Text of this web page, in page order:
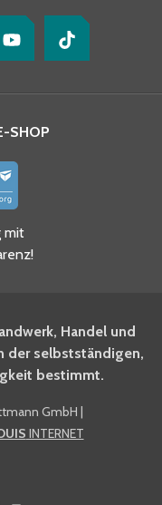
gelesen
für den
SHOP
mit
Handel und
der selbstständigen,
bestimmt.
GmbH |
INTERNET